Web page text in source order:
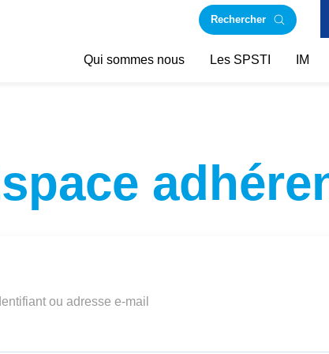
Rechercher
Qui sommes nous Les SPSTI IM
ou adresse e-mail